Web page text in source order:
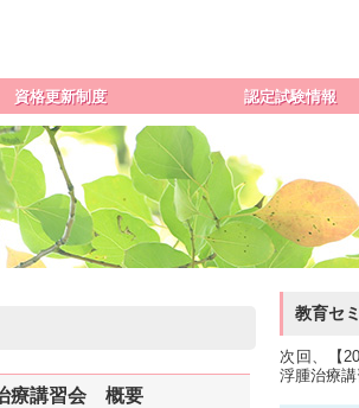
資格更新制度
格更新制度について
間延長（失効）について
新用書類ダウンロード
認定試験情報
受験申込みフォーム
療講習会 概要
教育セ
次回、【
浮腫治療